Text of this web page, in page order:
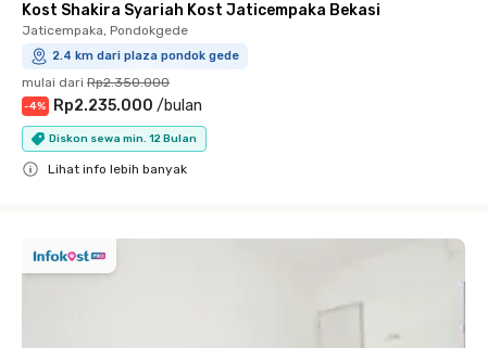
Kost Shakira Syariah Kost Jaticempaka Bekasi
Jaticempaka, Pondokgede
2.4 km dari plaza pondok gede
mulai dari Rp2.350.000
-4% Rp2.235.000 /bulan
Diskon sewa min. 12 Bulan
Lihat info lebih banyak